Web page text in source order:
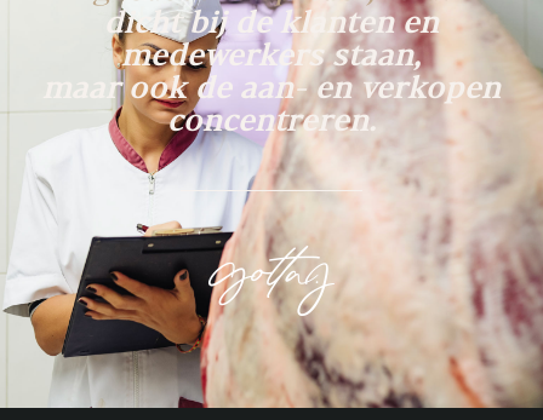
dicht bij de klanten en
medewerkers staan,
maar ook de aan- en verkopen
concentreren.